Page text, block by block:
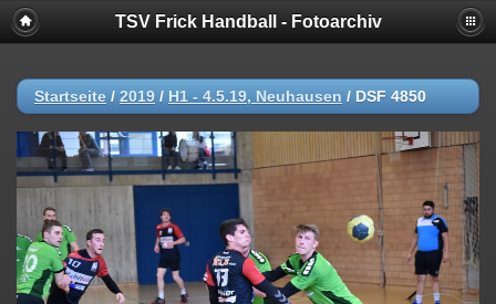
TSV Frick Handball - Fotoarchiv
Startseite / 2019 / H1 - 4.5.19, Neuhausen / DSF 4850